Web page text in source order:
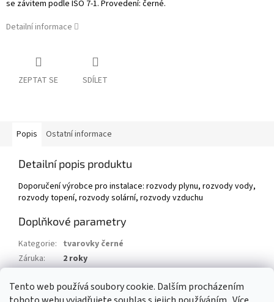
Tento web používá soubory cookie. Dalším procházením
se závitem podle ISO 7-1. Provedení: černé.
Detailní informace
ZEPTAT SE SDÍLET
Popis Ostatní informace
Detailní popis produktu
Doporučení výrobce pro instalace: rozvody plynu, rozvody vody,
rozvody topení, rozvody solární, rozvody vzduchu
Doplňkové parametry
Kategorie: tvarovky černé
Záruka:
2 roky
EAN: 8592018104358